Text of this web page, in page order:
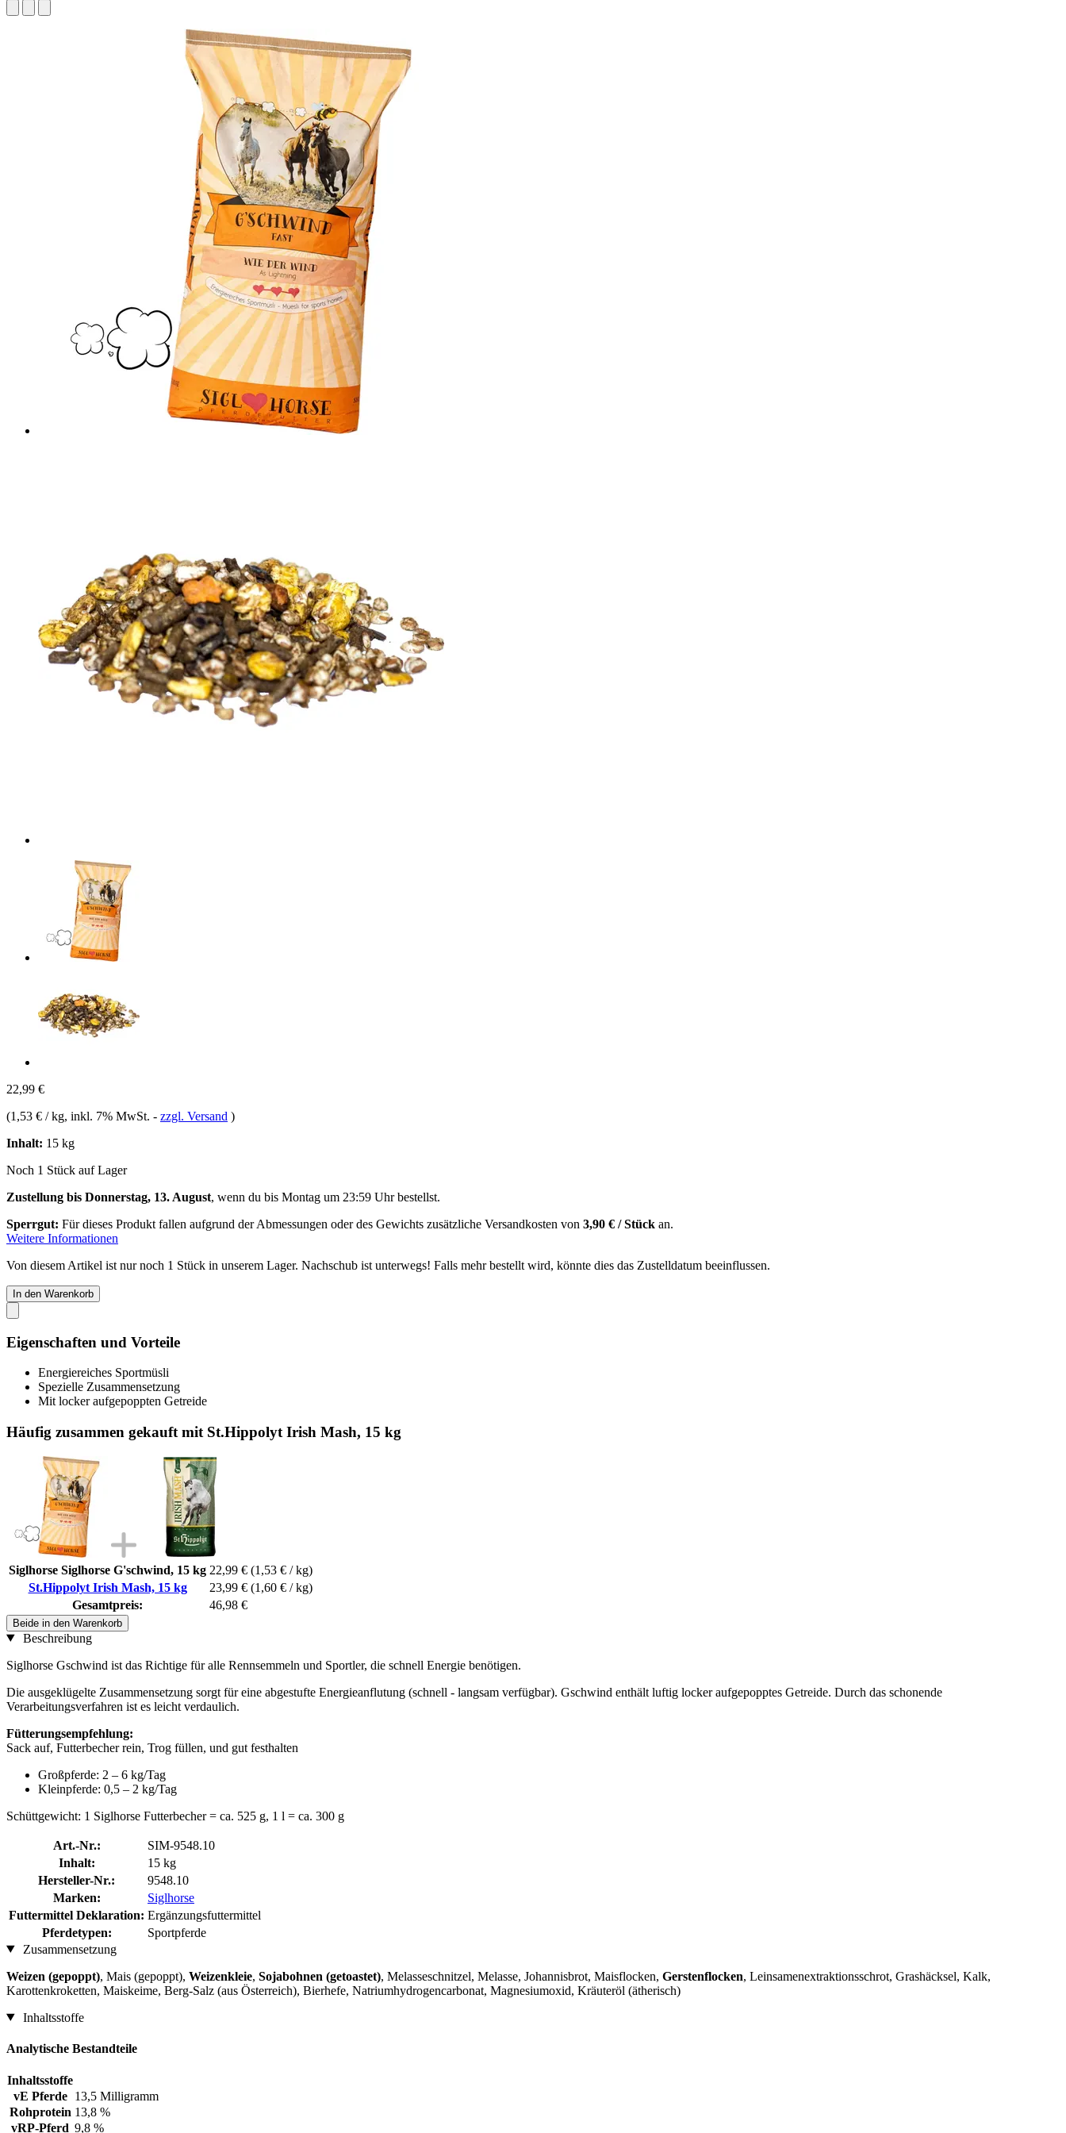
22,99 €
(1,53 € / kg, inkl. 7% MwSt. - zzgl. Versand )
Inhalt: 15 kg
Noch 1 Stück auf Lager
Zustellung bis Donnerstag, 13. August, wenn du bis Montag um 23:59 Uhrbestellst.
Sperrgut: Für dieses Produkt fallen aufgrund der Abmessungen oder des Gewichts zusätzliche Versandkosten von 3,90 € / Stück an.
Weitere Informationen
Von diesem Artikel ist nur noch 1 Stück in unserem Lager. Nachschub ist unterwegs! Falls mehr bestellt wird, könnte dies das Zustelldatum beeinflussen.
In den Warenkorb
Eigenschaften und Vorteile
Energiereiches Sportmüsli
Spezielle Zusammensetzung
Mit locker aufgepoppten Getreide
Häufig zusammen gekauft mit St.Hippolyt Irish Mash, 15 kg
Siglhorse Siglhorse G'schwind, 15 kg 22,99 € (1,53 € / kg)
St.Hippolyt Irish Mash, 15 kg
23,99 € (1,60 € / kg)
Gesamtpreis:
46,98 €
Beide in den Warenkorb
Beschreibung
Siglhorse Gschwind ist das Richtige für alle Rennsemmeln und Sportler, die schnell Energie benötigen.
Die ausgeklügelte Zusammensetzung sorgt für eine abgestufte Energieanflutung (schnell - langsam verfügbar). Gschwind enthält luftig locker aufgepopptes Getreide. Durch das schonende
Verarbeitungsverfahren ist es leicht verdaulich.
Fütterungsempfehlung:
Sack auf, Futterbecher rein, Trog füllen, und gut festhalten
Großpferde: 2 – 6 kg/Tag
Kleinpferde: 0,5 – 2 kg/Tag
Schüttgewicht: 1 Siglhorse Futterbecher = ca. 525 g, 1 l = ca. 300 g
Art.-Nr.:
SIM-9548.10
Inhalt:
15 kg
Hersteller-Nr.:
9548.10
Marken:
Siglhorse
Futtermittel Deklaration: Ergänzungsfuttermittel
Pferdetypen:
Sportpferde
Zusammensetzung
Weizen (gepoppt), Mais (gepoppt), Weizenkleie, Sojabohnen (getoastet), Melasseschnitzel, Melasse, Johannisbrot, Maisflocken, Gerstenflocken, Leinsamenextraktionsschrot, Grashäcksel, Kalk,
Karottenkroketten, Maiskeime, Berg-Salz (aus Österreich), Bierhefe, Natriumhydrogencarbonat, Magnesiumoxid, Kräuteröl (ätherisch)
Inhaltsstoffe
Analytische Bestandteile
Inhaltsstoffe
vE Pferde
13,5 Milligramm
Rohprotein 13,8 %
vRP-Pferd 9,8 %